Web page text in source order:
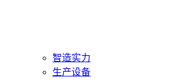
智造实力
生产设备